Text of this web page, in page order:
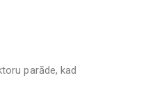
parāde, kad